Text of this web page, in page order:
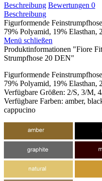
Beschreibung Bewertungen 0
Beschreibung
Figurformende
79% Polyamid, 19% Elasthan,
Menü schließen
Produktinformationen "Fiore
Strumpfhose 20 DEN"
Figurformende
79% Polyamid, 19% Elasthan,
Verfügbare Größen: 2/S, 3/M,
Verfügbare Farben: amber,
cappucino